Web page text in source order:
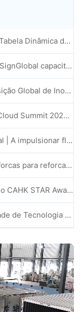
A integração do eSignGlobal com a Tabela Dinâmica do Lark é oficialmente lançada: assinatura e arquivamento automatizados de contratos eletrónicos
Skill 'esign-automation' lancada: a eSignGlobal capacita a OpenClaw com assinaturas eletrónicas automatizadas
eSignGlobal Apresenta-se na Exposição Global de Inovação GIS 2025
A eSignGlobal participa na Alibaba Cloud Summit 2025 em Hong Kong, impulsionando a inovação na cloud orientada por IA e a confiança digital
eSignGlobal × Antelope International | A impulsionar fluxos de trabalho digitais seguros e orientados por IA
eSignGlobal × Alibaba Cloud | Unir forcas para reforcar a confianca digital global no setor fintech
Parabens a eSignGlobal por vencer o CAHK STAR Award 2025!
Jantar do Dia Nacional da Comunidade de Tecnologia e Inovacao de Hong Kong